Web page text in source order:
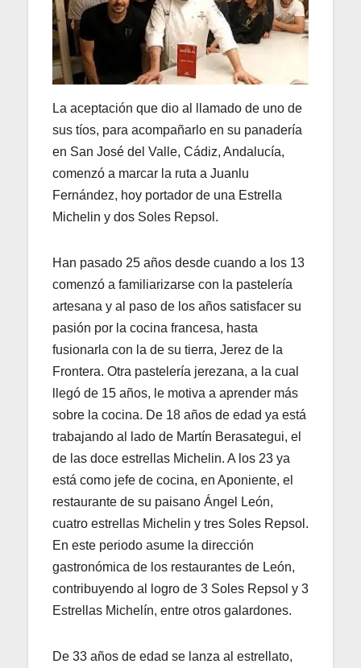
La aceptación que dio al llamado de uno de
sus tíos, para acompañarlo en su panadería
en San José del Valle, Cádiz, Andalucía,
comenzó a marcar la ruta a Juanlu
Fernández, hoy portador de una Estrella
Michelin y dos Soles Repsol.
Han pasado 25 años desde cuando a los 13
comenzó a familiarizarse con la pastelería
artesana y al paso de los años satisfacer su
pasión por la cocina francesa, hasta
fusionarla con la de su tierra, Jerez de la
Frontera. Otra pastelería jerezana, a la cual
llegó de 15 años, le motiva a aprender más
sobre la cocina. De 18 años de edad ya está
trabajando al lado de Martín Berasategui, el
de las doce estrellas Michelin. A los 23 ya
está como jefe de cocina, en Aponiente, el
restaurante de su paisano Ángel León,
cuatro estrellas Michelin y tres Soles Repsol.
En este periodo asume la dirección
gastronómica de los restaurantes de León,
contribuyendo al logro de 3 Soles Repsol y 3
Estrellas Michelín, entre otros galardones.
De 33 años de edad se lanza al estrellato,